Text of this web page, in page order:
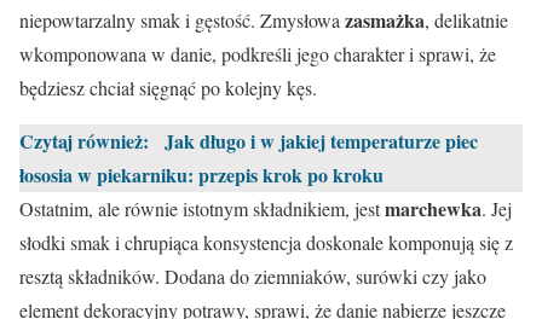
niepowtarzalny smak i gęstość. Zmysłowa zasmażka, delikatnie
wkomponowana w danie, podkreśli jego charakter i sprawi, że
będziesz chciał sięgnąć po kolejny kęs.
Czytaj również:
Jak długo i w jakiej temperaturze piec
łososia w piekarniku: przepis krok po kroku
Ostatnim, ale równie istotnym składnikiem, jestmarchewka. Jej
słodki smak i chrupiąca konsystencja doskonale komponują się z
resztą składników. Dodana do ziemniaków, surówki czy jako
element dekoracyjny potrawy, sprawi, że danie nabierze jeszcze